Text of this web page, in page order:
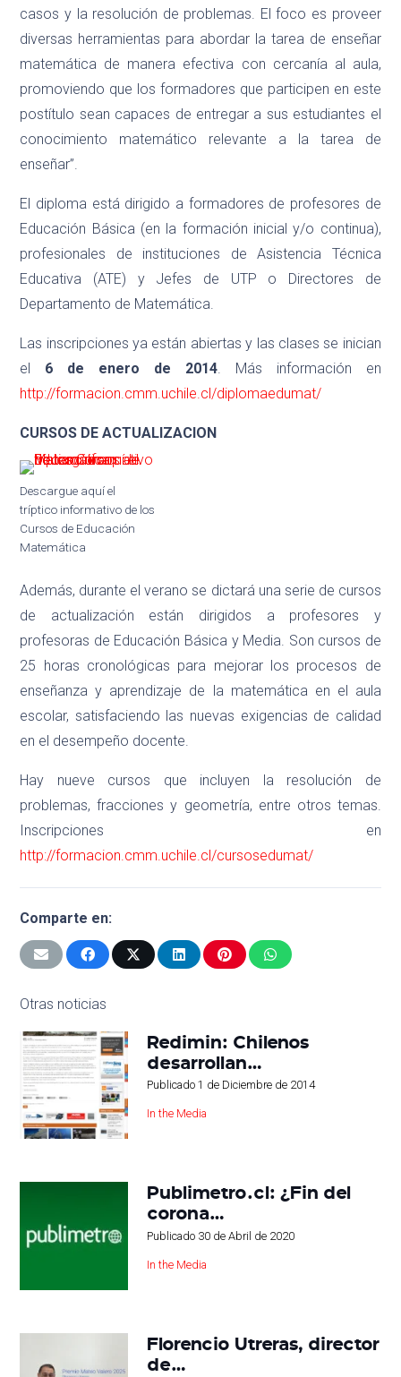
casos y la resolución de problemas. El foco es proveer
diversas herramientas para abordar la tarea de enseñar
matemática de manera efectiva con cercanía al aula,
promoviendo que los formadores que participen en este
postítulo sean capaces de entregar a sus estudiantes el
conocimiento matemático relevante a la tarea de
enseñar”.
El diploma está dirigido a formadores de profesores de
Educación Básica (en la formación inicial y/o continua),
profesionales de instituciones de Asistencia Técnica
Educativa (ATE) y Jefes de UTP o Directores de
Departamento de Matemática.
Las inscripciones ya están abiertas y las clases se inician
el 6 de enero de 2014. Más información en
http://formacion.cmm.uchile.cl/diplomaedumat/
CURSOS DE ACTUALIZACION
Descargue aquí el
tríptico informativo de los
Cursos de Educación
Matemática
Además, durante el verano se dictará una serie de cursos
de actualización están dirigidos a profesores y
profesoras de Educación Básica y Media. Son cursos de
25 horas cronológicas para mejorar los procesos de
enseñanza y aprendizaje de la matemática en el aula
escolar, satisfaciendo las nuevas exigencias de calidad
en el desempeño docente.
Hay nueve cursos que incluyen la resolución de
problemas, fracciones y geometría, entre otros temas.
Inscripciones en
http://formacion.cmm.uchile.cl/cursosedumat/
Comparte en:
Otras noticias
Redimin: Chilenos
desarrollan…
Publicado 1 de Diciembre de 2014
In the Media
Publimetro.cl: ¿Fin del
corona…
Publicado 30 de Abril de 2020
In the Media
Florencio Utreras, director
de…